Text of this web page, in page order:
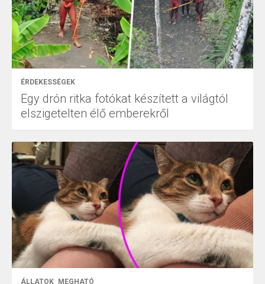
ÉRDEKESSÉGEK
Egy drón ritka fotókat készített a világtól
elszigetelten élő emberekről
ÁLLATOK MEGHATÓ